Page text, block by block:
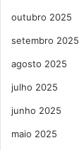
outubro 2025
setembro 2025
agosto 2025
julho 2025
junho 2025
maio 2025